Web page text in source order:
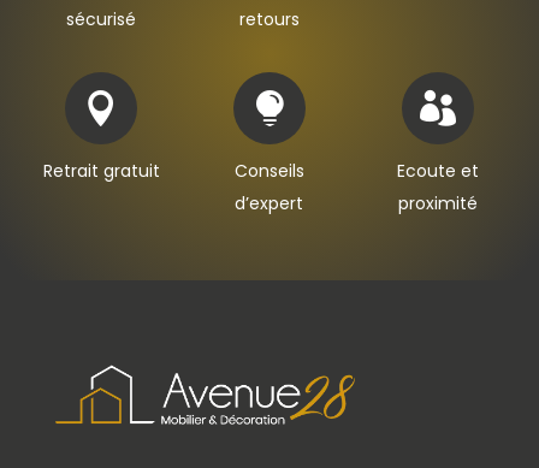
sécurisé
retours

Retrait gratuit

Conseils
d’expert

Ecoute et
proximité